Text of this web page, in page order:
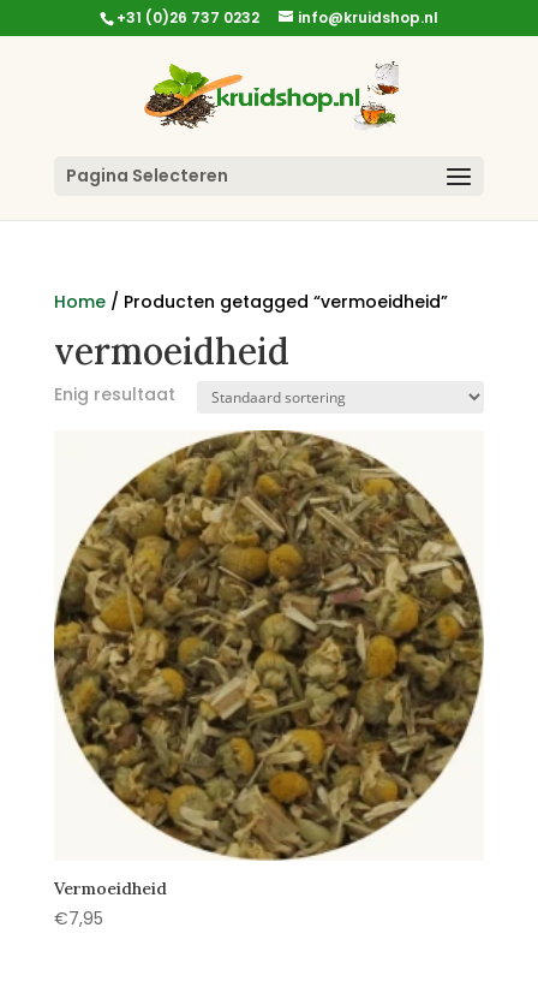
+31 (0)26 737 0232 info@kruidshop.nl
Pagina Selecteren
Home/ Producten getagged “vermoeidheid”
vermoeidheid
Enig resultaat
Vermoeidheid
€7,95